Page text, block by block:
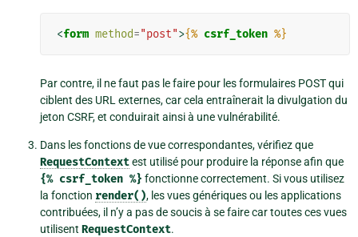
<form method="post">{% csrf_token %}
Par contre, il ne faut pas le faire pour les formulaires POST qui
ciblent des URL externes, car cela entraînerait la divulgation du
jeton CSRF, et conduirait ainsi à une vulnérabilité.
Dans les fonctions de vue correspondantes, vérifiez que
RequestContextest utilisé pour produire la réponse afin que
{% csrf_token %} fonctionne correctement. Si vous utilisez
la fonction render(), les vues génériques ou les applications
contribuées, il n’y a pas de soucis à se faire car toutes ces vues
utilisent RequestContext.